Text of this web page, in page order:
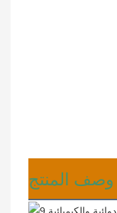
وصف المنتج